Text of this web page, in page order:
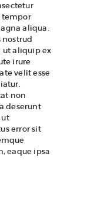
tempor
aliqua.
ut aliquip ex
irure
velit esse
non
deserunt
ut
error sit
eaque ipsa